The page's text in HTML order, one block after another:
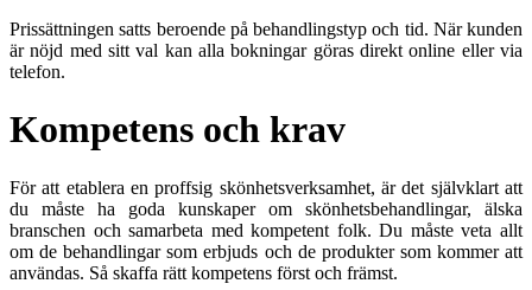
Prissättningen satts beroende på behandlingstyp och tid. När kunden
är nöjd med sitt val kan alla bokningar göras direkt online eller via
telefon.
Kompetens och krav
För att etablera en proffsig skönhetsverksamhet, är det självklart att
du måste ha goda kunskaper om skönhetsbehandlingar, älska
branschen och samarbeta med kompetent folk. Du måste veta allt
om de behandlingar som erbjuds och de produkter som kommer att
användas. Så skaffa rätt kompetens först och främst.